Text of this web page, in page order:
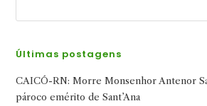
Últimas postagens
CAICÓ-RN: Morre Monsenhor Antenor
pároco emérito de Sant’Ana